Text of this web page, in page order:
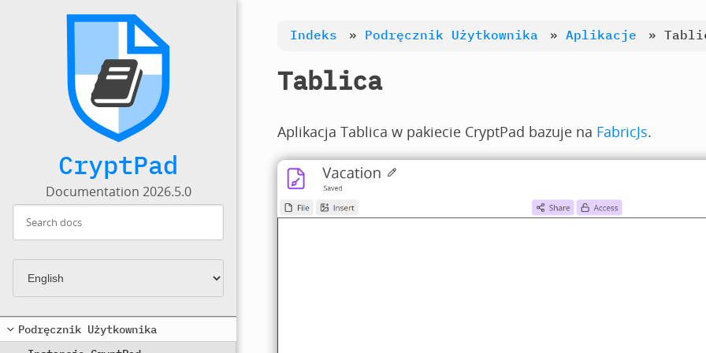
CryptPad
Documentation 2026.5.0
Podręcznik Użytkownika
Indeks » Podręcznik Użytkownika » Aplikacje »
Tablica
Aplikacja Tablica w pakiecie CryptPad bazuje na FabricJs.